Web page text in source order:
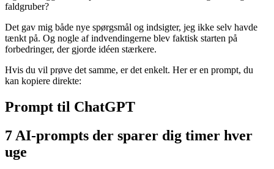
faldgruber?
Det gav mig både nye spørgsmål og indsigter, jeg ikke selv havde
tænkt på. Og nogle af indvendingerne blev faktisk starten på
forbedringer, der gjorde idéen stærkere.
Hvis du vil prøve det samme, er det enkelt. Her er en prompt, du
kan kopiere direkte:
Prompt til ChatGPT
7 AI-prompts der sparer dig timer hver
uge